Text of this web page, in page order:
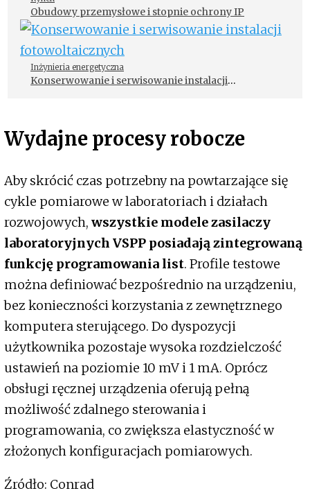
Obudowy przemysłowe i stopnie ochrony IP
Inżynieria energetyczna
Konserwowanie i serwisowanie instalacji
Wydajne procesy robocze
Aby skrócić czas potrzebny na powtarzające się
cykle pomiarowe w laboratoriach i działach
rozwojowych, wszystkie modele zasilaczy
laboratoryjnych VSPP posiadają zintegrowaną
funkcję programowania list. Profile testowe
można definiować bezpośrednio na urządzeniu,
bez konieczności korzystania z zewnętrznego
komputera sterującego. Do dyspozycji
użytkownika pozostaje wysoka rozdzielczość
ustawień na poziomie 10 mV i 1 mA. Oprócz
obsługi ręcznej urządzenia oferują pełną
możliwość zdalnego sterowania i
programowania, co zwiększa elastyczność w
złożonych konfiguracjach pomiarowych.
Źródło: Conrad